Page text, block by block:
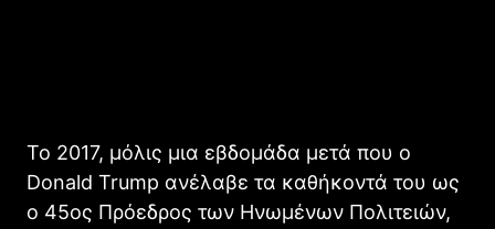
Το 2017, μόλις μια εβδομάδα μετά που ο
Donald Trump ανέλαβε τα καθήκοντά του ως
ο 45ος Πρόεδρος των Ηνωμένων Πολιτειών,